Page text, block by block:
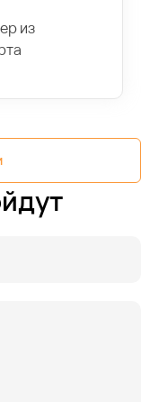
из